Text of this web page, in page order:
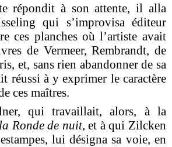
répondit à son attente, il alla
qui s’improvisa éditeur
ces planches où l’artiste avait
de Vermeer, Rembrandt, de
et, sans rien abandonner de sa
réussi à y exprimer le caractère
ces maîtres.
qui travaillait, alors, à la
la Ronde de nuit, et à qui Zilcken
lui désigna sa voie, en